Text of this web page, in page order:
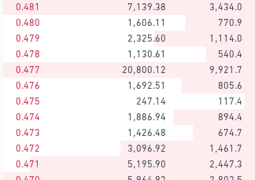
0.481
7,139.38
3,434.0
0.480
1,606.11
770.9
0.479
2,325.60
1,114.0
0.478
1,130.61
540.4
0.477
20,800.12
9,921.7
0.476
1,692.51
805.6
0.475
247.14
117.4
0.474
1,886.94
894.4
0.473
1,426.48
674.7
0.472
3,096.92
1,461.7
0.471
5,195.90
2,447.3